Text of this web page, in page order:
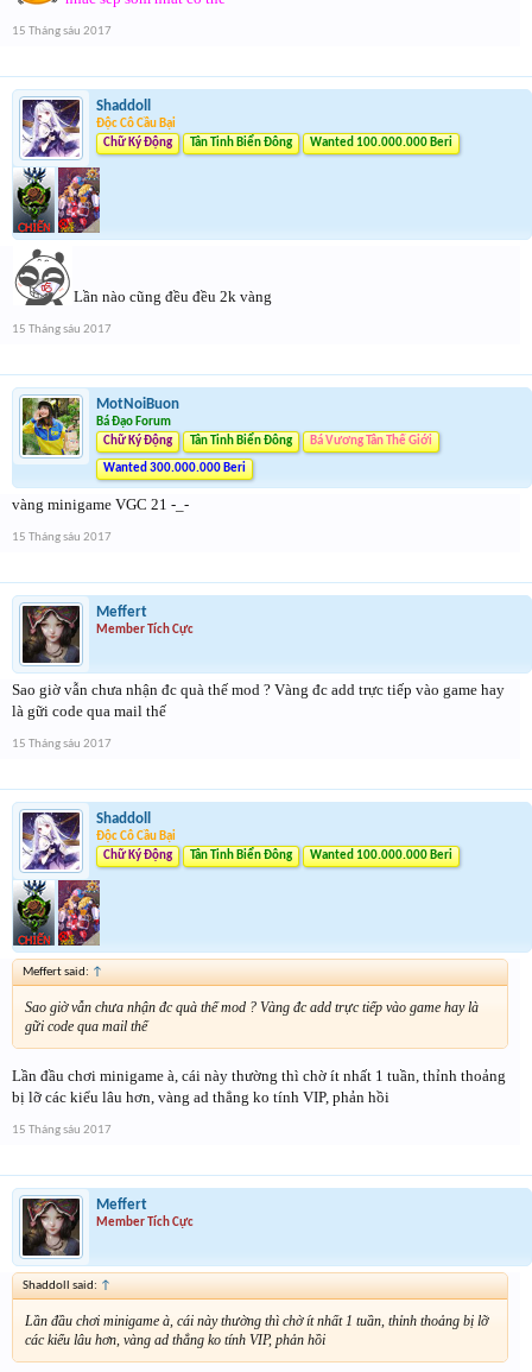
15 Tháng sáu 2017
Shaddoll
Độc Cô Cầu Bại
Chữ Ký Động
Tân Tinh Biển Đông Wanted 100.000.000 Beri
Lần nào cũng đều đều 2k vàng
15 Tháng sáu 2017
MotNoiBuon
Bá Đạo Forum
Chữ Ký Động
Tân Tinh Biển Đông Bá Vương Tân Thế Giới
Wanted 300.000.000 Beri
vàng minigame VGC 21 -_-
15 Tháng sáu 2017
Meffert
Member Tích Cực
Sao giờ vẫn chưa nhận đc quà thế mod ? Vàng đc add trực tiếp vào game hay
là gữi code qua mail thế
15 Tháng sáu 2017
Shaddoll
Độc Cô Cầu Bại
Chữ Ký Động
Tân Tinh Biển Đông Wanted 100.000.000 Beri
Meffert said: ↑
Sao giờ vẫn chưa nhận đc quà thế mod ? Vàng đc add trực tiếp vào game hay là
gữi code qua mail thế
Lần đầu chơi minigame à, cái này thường thì chờ ít nhất 1 tuần, thỉnh thoảng
bị lỡ các kiểu lâu hơn, vàng ad thẳng ko tính VIP, phản hồi
15 Tháng sáu 2017
Meffert
Member Tích Cực
Shaddoll said: ↑
Lần đầu chơi minigame à, cái này thường thì chờ ít nhất 1 tuần, thỉnh thoảng bị lỡ
các kiểu lâu hơn, vàng ad thẳng ko tính VIP, phản hồi